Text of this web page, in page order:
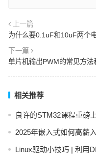
上一篇
为什么要0.1uF和10uF两个
下一篇
单片机输出PWM的常见方法
相关推荐
良许的STM32课程重磅
2025年嵌入式如何高薪入
Linux驱动小技巧 | 利用